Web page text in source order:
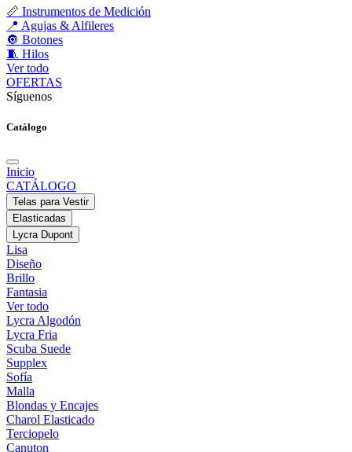
📏 Instrumentos de Medición
📍 Agujas & Alfileres
🔘 Botones
🧵 Hilos
Ver todo
OFERTAS
Síguenos
Catálogo
Inicio
CATÁLOGO
Telas para Vestir
Elasticadas
Lycra Dupont
Lisa
Diseño
Brillo
Fantasia
Ver todo
Lycra Algodón
Lycra Fria
Scuba Suede
Supplex
Sofía
Malla
Blondas y Encajes
Charol Elasticado
Terciopelo
Canuton